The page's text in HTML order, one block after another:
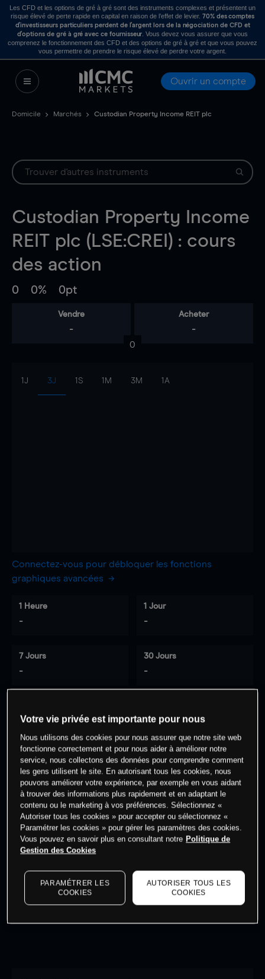
Les CFD et les options de gré à gré sont des instruments complexes et présentent un
risque élevé de perte rapide en capital en raison de l’effet de levier. 70% des comptes
d’investisseurs particuliers perdent de l’argent lors de la négociation de CFD et
d’options de gré à gré avec ce fournisseur . Vous devez vous assurer que vous
comprenez le fonctionnement des CFD et des options de gré à gré et que vous pouvez
vous permettre de prendre le risque élevé de perdre votre argent.
Ouvrir un compte
Domicile Marchés Custodian Property Income REIT plc
Custodian Property Income
REIT plc (LSE:CREI) : cours
des action
0 0% 0pt
Vendre
-
Acheter
-
0
1J 3J 1S 1M 3M 1A
Connectez-vous pour débloquer les fonctions
graphiques avancées
1 Heure
-
1 Jour
-
7 Jours
-
30 Jours
-
0% des clients ont une position à
cet actif
Commencez à trader
Les prix sont indicatifs.
market data
Votre vie privée est importante pour nous
Nous utilisons des cookies pour nous assurer que notre site web
fonctionne correctement et pour nous aider à améliorer notre
service, nous collectons des données pour comprendre comment
les gens utilisent le site. En autorisant tous les cookies, nous
pouvons améliorer votre expérience, par exemple en vous aidant
à trouver des informations plus rapidement et en adaptant le
contenu ou le marketing à vos préférences. Sélectionnez «
Autoriser tous les cookies » pour accepter ou sélectionnez «
Paramétrer les cookies » pour gérer les paramètres des cookies.
Vous pouvez en savoir plus en consultant notre Politique de
Gestion des Cookies
PARAMÉTRER LES
COOKIES
AUTORISER TOUS LES
COOKIES